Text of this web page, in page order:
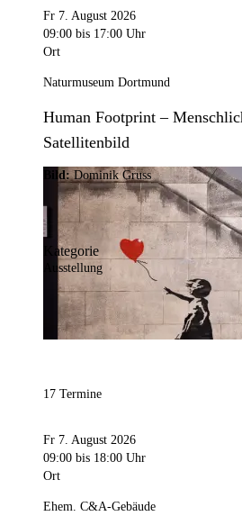
Fr 7. August 2026
09:00 bis 17:00 Uhr
Ort
Naturmuseum Dortmund
Human Footprint –
Satellitenbild
Bild:Dominik Gruss
Kategorie
Ausstellung
17 Termine
Fr 7. August 2026
09:00 bis 18:00 Uhr
Ort
Ehem. C&A-Gebäude